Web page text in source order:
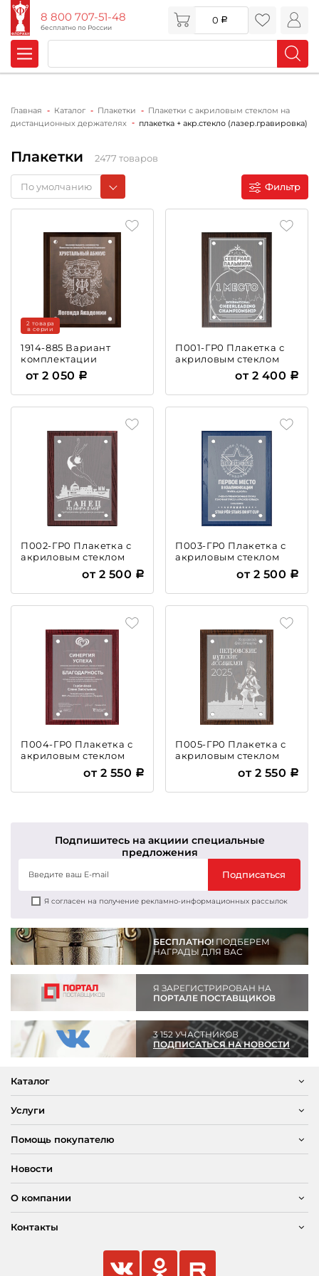
8 800 707-51-48
бесплатно по России
0
Главная Каталог Плакетки
Плакетки с акриловым стеклом на
дистанционных держателях
плакетка + акр.стекло (лазер.гравировка)
Плакетки 2477 товаров
По умолчанию Фильтр
1914-885 Вариант
комплектации
плакетки №885
2 товара
в серии
от 2 050
П001-ГР0 Плакетка с
акриловым стеклом
от 2 400
П002-ГР0 Плакетка с
акриловым стеклом
от 2 500
П003-ГР0 Плакетка с
акриловым стеклом
от 2 500
П004-ГР0 Плакетка с
акриловым стеклом
от 2 550
П005-ГР0 Плакетка с
акриловым стеклом
от 2 550
Подпишитесь на акциии специальные
предложения
Подписаться
Я согласен на получение рекламно-информационных рассылок
БЕСПЛАТНО!ПОДБЕРЕМ
НАГРАДЫ ДЛЯ ВАС
Я ЗАРЕГИСТРИРОВАН НА
ПОРТАЛЕ ПОСТАВЩИКОВ
3 152 УЧАСТНИКОВ
ПОДПИСАТЬСЯ НА НОВОСТИ
Каталог
Услуги
Помощь покупателю
Новости
О компании
Контакты